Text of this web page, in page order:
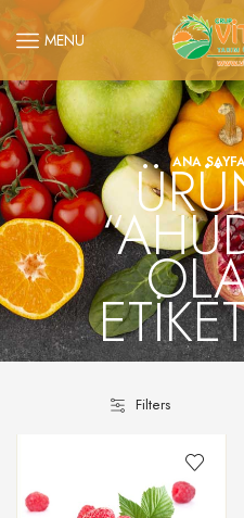
MENU
ANA
Filters